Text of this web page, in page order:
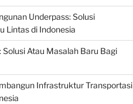
Underpass: Solusi
Lintas di Indonesia
Solusi Atau Masalah Baru Bagi
Infrastruktur Transportasi